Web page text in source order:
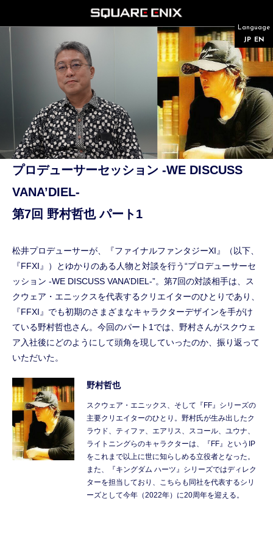
Language
JP
EN
プロデューサーセッション -WE DISCUSS
VANA’DIEL-
第7回 野村哲也 パート1
松井プロデューサーが、『ファイナルファンタジーXI』（以下、
『FFXI』）とゆかりのある人物と対談を行う“プロデューサーセ
ッション -WE DISCUSS VANA’DIEL-”。第7回の対談相手は、ス
クウェア・エニックスを代表するクリエイターのひとりであり、
『FFXI』でも初期のさまざまなキャラクターデザインを手がけ
ている野村哲也さん。今回のパート1では、野村さんがスクウェ
ア入社後にどのようにして頭角を現していったのか、振り返って
いただいた。
野村哲也
スクウェア・エニックス、そして『FF』シリーズの
主要クリエイターのひとり。野村氏が生み出したク
ラウド、ティファ、エアリス、スコール、ユウナ、
ライトニングらのキャラクターは、『FF』というIP
をこれまで以上に世に知らしめる立役者となった。
また、『キングダム ハーツ』シリーズではディレク
ターを担当しており、こちらも同社を代表するシリ
ーズとして今年（2022年）に20周年を迎える。